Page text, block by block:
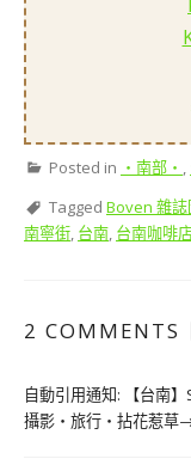
Posted in ‧南部‧ ,
Tagged Boven 雜
南寧街, 台南, 台南咖啡
2 COMMENTS
自動引用通知:
【台南
攝影‧旅行‧拈花惹草